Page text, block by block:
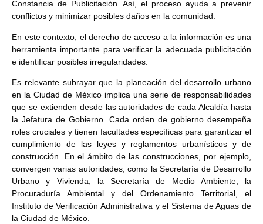
Constancia de Publicitación. Así, el proceso ayuda a prevenir
conflictos y minimizar posibles daños en la comunidad.
En este contexto, el derecho de acceso a la información es una
herramienta importante para verificar la adecuada publicitación
e identificar posibles irregularidades.
Es relevante subrayar que la planeación del desarrollo urbano
en la Ciudad de México implica una serie de responsabilidades
que se extienden desde las autoridades de cada Alcaldía hasta
la Jefatura de Gobierno. Cada orden de gobierno desempeña
roles cruciales y tienen facultades específicas para garantizar el
cumplimiento de las leyes y reglamentos urbanísticos y de
construcción. En el ámbito de las construcciones, por ejemplo,
convergen varias autoridades, como la Secretaría de Desarrollo
Urbano y Vivienda, la Secretaría de Medio Ambiente, la
Procuraduría Ambiental y del Ordenamiento Territorial, el
Instituto de Verificación Administrativa y el Sistema de Aguas de
la Ciudad de México.